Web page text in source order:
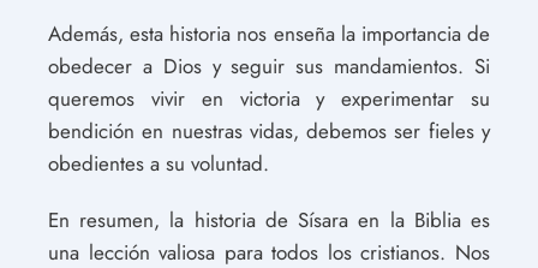
Además, esta historia nos enseña la importancia de
obedecer a Dios y seguir sus mandamientos. Si
queremos vivir en victoria y experimentar su
bendición en nuestras vidas, debemos ser fieles y
obedientes a su voluntad.
En resumen, la historia de Sísara en la Biblia es
una lección valiosa para todos los cristianos. Nos